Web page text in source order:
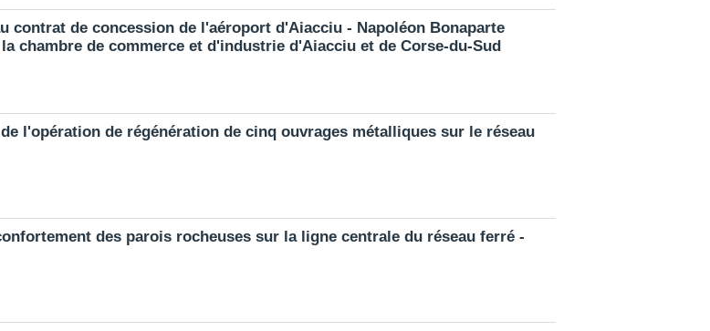
contrat de concession de l'aéroport d'Aiacciu - Napoléon Bonaparte
chambre de commerce et d'industrie d'Aiacciu et de Corse-du-Sud
l'opération de régénération de cinq ouvrages métalliques sur le réseau
des parois rocheuses sur la ligne centrale du réseau ferré -